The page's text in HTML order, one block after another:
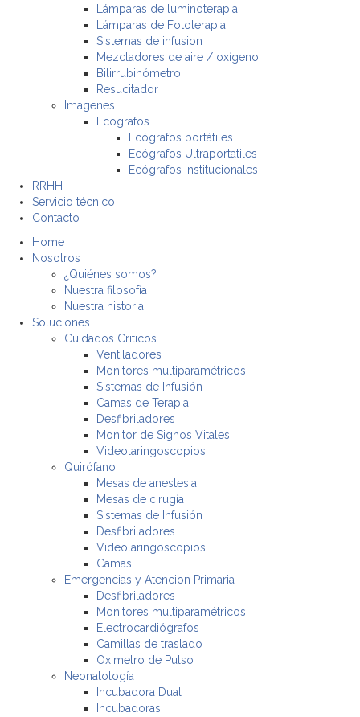
Lámparas de luminoterapia
Lámparas de Fototerapia
Sistemas de infusion
Mezcladores de aire / oxígeno
Bilirrubinómetro
Resucitador
Imagenes
Ecografos
Ecógrafos portátiles
Ecógrafos Ultraportatiles
Ecógrafos institucionales
RRHH
Servicio técnico
Contacto
Home
Nosotros
¿Quiénes somos?
Nuestra filosofía
Nuestra historia
Soluciones
Cuidados Criticos
Ventiladores
Monitores multiparamétricos
Sistemas de Infusión
Camas de Terapia
Desfibriladores
Monitor de Signos Vitales
Videolaringoscopios
Quirófano
Mesas de anestesia
Mesas de cirugía
Sistemas de Infusión
Desfibriladores
Videolaringoscopios
Camas
Emergencias y Atencion Primaria
Desfibriladores
Monitores multiparamétricos
Electrocardiógrafos
Camillas de traslado
Oximetro de Pulso
Neonatología
Incubadora Dual
Incubadoras